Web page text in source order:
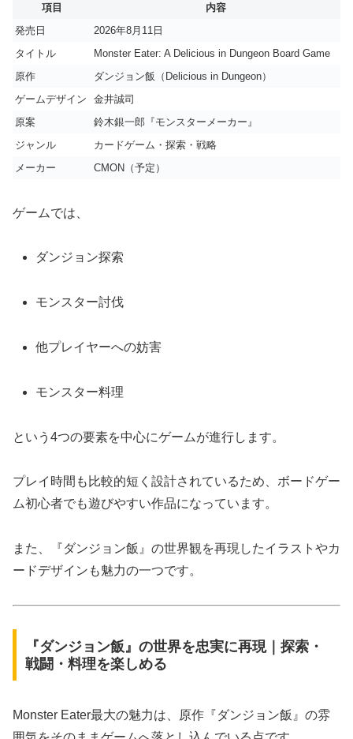
項目
内容
発売日
2026年8月11日
タイトル
Monster Eater: A Delicious in Dungeon Board Game
原作
ダンジョン飯（Delicious in Dungeon）
ゲームデザイン
金井誠司
原案
鈴木銀一郎『モンスターメーカー』
ジャンル
カードゲーム・探索・戦略
メーカー
CMON（予定）
ゲームでは、
ダンジョン探索
モンスター討伐
他プレイヤーへの妨害
モンスター料理
という4つの要素を中心にゲームが進行します。
プレイ時間も比較的短く設計されているため、ボードゲー
ム初心者でも遊びやすい作品になっています。
また、『ダンジョン飯』の世界観を再現したイラストやカ
ードデザインも魅力の一つです。
『ダンジョン飯』の世界を忠実に再現｜探索・
戦闘・料理を楽しめる
Monster Eater最大の魅力は、原作『ダンジョン飯』の雰